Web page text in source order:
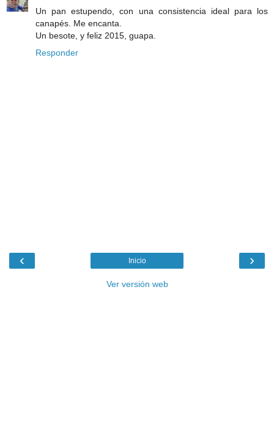
Un pan estupendo, con una consistencia ideal para los
canapés. Me encanta.
Un besote, y feliz 2015, guapa.
Responder
‹ ›
Inicio
Ver versión web